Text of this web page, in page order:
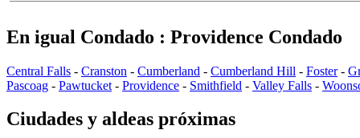
En igual Condado : Providence Condado
Central Falls - Cranston - Cumberland - Cumberland Hill - Foster-
Pascoag - Pawtucket - Providence - Smithfield - Valley Falls -
Ciudades y aldeas próximas